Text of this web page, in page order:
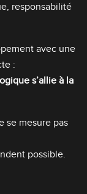
responsabilité
avec une
:
s’allie à la
se mesure pas
possible.